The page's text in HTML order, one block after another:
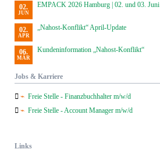
02.
JUN
EMPACK 2026 Hamburg | 02. und 03. Juni
02.
APR
„Nahost-Konflikt“ April-Update
06.
MÄR
Kundeninformation „Nahost-Konflikt“
Jobs & Karriere
Freie Stelle - Finanzbuchhalter m/w/d
Freie Stelle - Account Manager m/w/d
Links